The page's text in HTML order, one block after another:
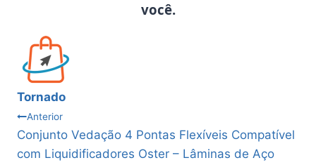
você.
Tornado
Navegação
de
Anterior
Conjunto Vedação 4 Pontas Flexíveis Compatível
com Liquidificadores Oster – Lâminas de Aço